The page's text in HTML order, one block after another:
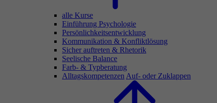
alle Kurse
Einführung Psychologie
Persönlichkeitsentwicklung
Kommunikation & Konfliktlösung
Sicher auftreten & Rhetorik
Seelische Balance
Farb- & Typberatung
Alltagskompetenzen Auf- oder Zuklappen